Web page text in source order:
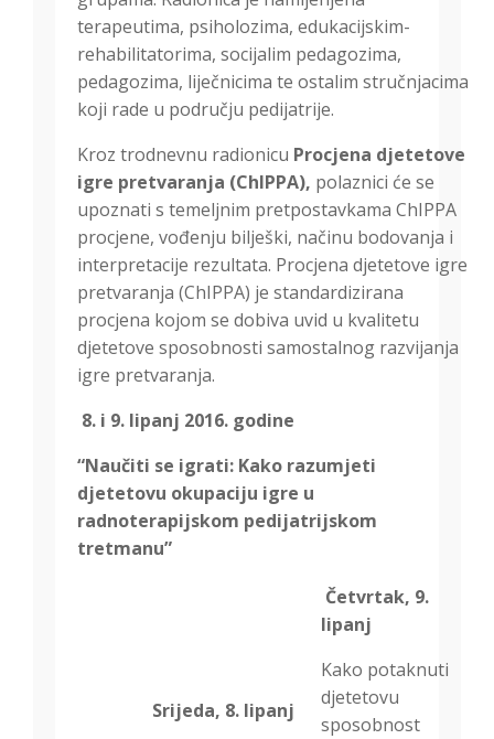
terapeutima, psiholozima, edukacijskim-
rehabilitatorima, socijalim pedagozima,
pedagozima, liječnicima te ostalim stručnjacima
koji rade u području pedijatrije.
Kroz trodnevnu radionicu Procjena djetetove
igre pretvaranja (ChIPPA), polaznici će se
upoznati s temeljnim pretpostavkama ChIPPA
procjene, vođenju bilješki, načinu bodovanja i
interpretacije rezultata. Procjena djetetove igre
pretvaranja (ChIPPA) je standardizirana
procjena kojom se dobiva uvid u kvalitetu
djetetove sposobnosti samostalnog razvijanja
igre pretvaranja.
8. i 9. lipanj 2016. godine
“Naučiti se igrati: Kako razumjeti
djetetovu okupaciju igre u
radnoterapijskom pedijatrijskom
tretmanu”
Srijeda, 8. lipanj
Četvrtak, 9.
lipanj
Kako potaknuti
djetetovu
sposobnost